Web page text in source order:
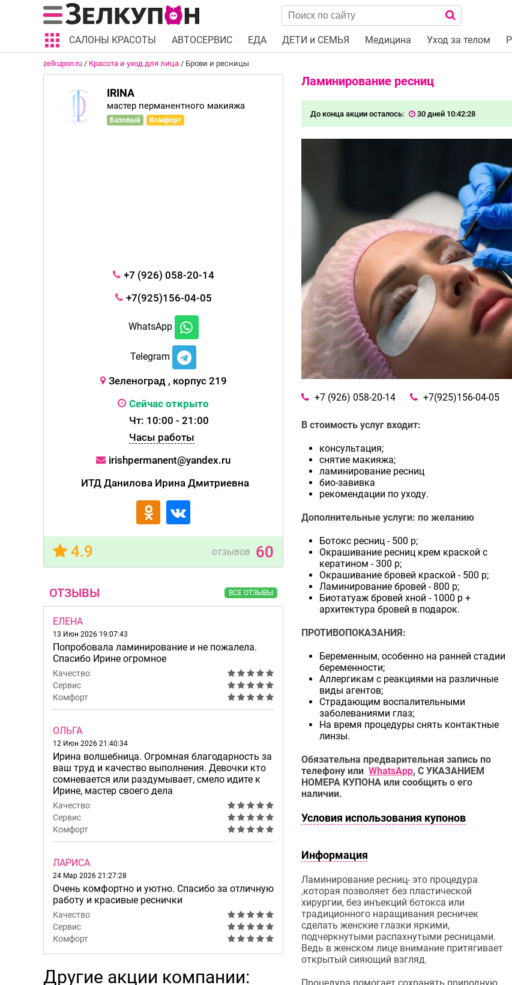
САЛОНЫ КРАСОТЫ АВТОСЕРВИС ЕДА ДЕТИ и СЕМЬЯ Медицина Уход за телом
zelkupon.ru / Красота и уход для лица / Брови и ресницы
IRINA
мастер перманентного макияжа
Базовый Комфорт
+7 (926) 058-20-14
+7(925)156-04-05
WhatsApp
Telegram
Зеленоград , корпус 219
Сейчас открыто
Чт: 10:00 - 21:00
Часы работы
irishpermanent@yandex.ru
ИТД Данилова Ирина Дмитриевна
4.9 отзывов 60
ОТЗЫВЫ ВСЕ ОТЗЫВЫ
ЕЛЕНА
13 Июн 2026 19:07:43
Попробовала ламинирование и не пожалела.
Спасибо Ирине огромное
Качество
Сервис
Комфорт
ОЛЬГА
12 Июн 2026 21:40:34
Ирина волшебница. Огромная благодарность за
ваш труд и качество выполнения. Девочки кто
сомневается или раздумывает, смело идите к
Ирине, мастер своего дела
Качество
Сервис
Комфорт
ЛАРИСА
24 Мар 2026 21:27:28
Очень комфортно и уютно. Спасибо за отличную
работу и красивые реснички
Качество
Сервис
Комфорт
Другие акции компании:
Ламинирование ресниц
До конца акции осталось: 30 дней 10:42:27
+7 (926) 058-20-14 +7(925)156-04-05
В стоимость услуг входит:
консультация;
снятие макияжа;
ламинирование ресниц
био-завивка
рекомендации по уходу.
Дополнительные услуги: по желанию
Ботокс ресниц - 500 р;
Окрашивание ресниц крем краской с
кератином - 300 р;
Окрашивание бровей краской - 500 р;
Ламинирование бровей - 800 р;
Биотатуаж бровей хной - 1000 р +
архитектура бровей в подарок.
ПРОТИВОПОКАЗАНИЯ:
Беременным, особенно на ранней стадии
беременности;
Аллергикам с реакциями на различные
виды агентов;
Страдающим воспалительными
заболеваниями глаз;
На время процедуры снять контактные
линзы.
Обязательна предварительная запись по
телефону или WhatsApp, С УКАЗАНИЕМ
НОМЕРА КУПОНА или сообщить о его
наличии.
Условия использования купонов
Информация
Ламинирование ресниц- это процедура
,которая позволяет без пластической
хирургии, без инъекций ботокса или
традиционного наращивания ресничек
сделать женские глазки яркими,
подчеркнутыми распахнутыми ресницами.
Ведь в женском лице внимание притягивает
открытый сияющий взгляд.